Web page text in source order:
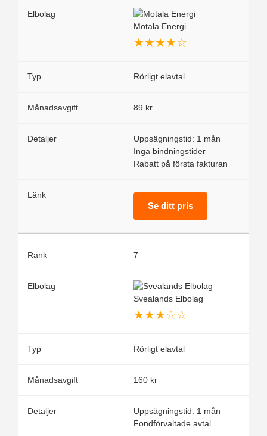
Motala Energi
★★★★☆
Rörligt elavtal
89 kr
Uppsägningstid: 1 mån
Inga bindningstider
Rabatt på första fakturan
Se ditt pris
7
Svealands Elbolag
★★★☆☆
Rörligt elavtal
160 kr
Uppsägningstid: 1 mån
Fondförvaltade avtal